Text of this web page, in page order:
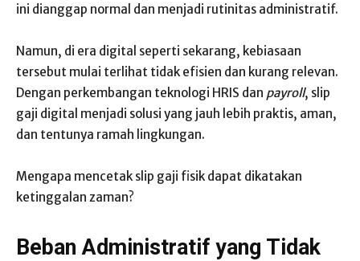
ini dianggap normal dan menjadi rutinitas administratif.
Namun, di era digital seperti sekarang, kebiasaan
tersebut mulai terlihat tidak efisien dan kurang relevan.
Dengan perkembangan teknologi HRIS dan payroll, slip
gaji digital menjadi solusi yang jauh lebih praktis, aman,
dan tentunya ramah lingkungan.
Mengapa mencetak slip gaji fisik dapat dikatakan
ketinggalan zaman?
Beban Administratif yang Tidak